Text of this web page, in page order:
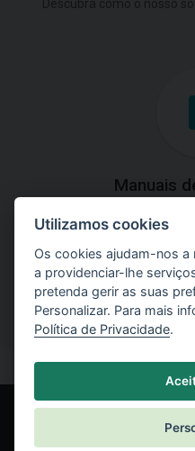
Manuais
Baixe os manuais com
uso
Utilizamos cookies
Os cookies ajudam-nos
a providenciar-lhe
pretenda gerir as suas
Personalizar. Para mais
Política de Privacidade.